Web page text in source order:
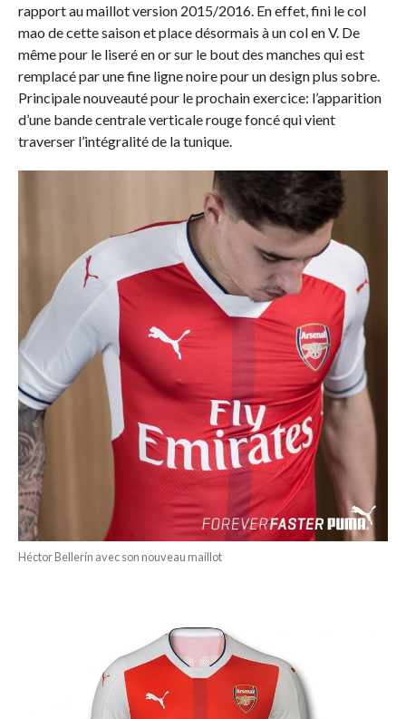
rapport au maillot version 2015/2016. En effet, fini le col
mao de cette saison et place désormais à un col en V. De
même pour le liseré en or sur le bout des manches qui est
remplacé par une fine ligne noire pour un design plus sobre.
Principale nouveauté pour le prochain exercice: l’apparition
d’une bande centrale verticale rouge foncé qui vient
traverser l’intégralité de la tunique.
Héctor Bellerín avec son nouveau maillot